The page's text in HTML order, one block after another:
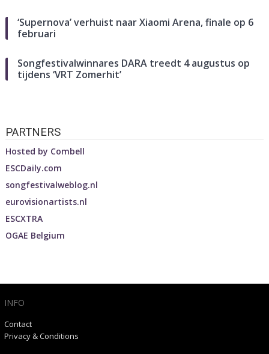
‘Supernova’ verhuist naar Xiaomi Arena, finale op 6
februari
Songfestivalwinnares DARA treedt 4 augustus op
tijdens ‘VRT Zomerhit’
PARTNERS
Hosted by Combell
ESCDaily.com
songfestivalweblog.nl
eurovisionartists.nl
ESCXTRA
OGAE Belgium
INFO
Contact
Privacy & Conditions